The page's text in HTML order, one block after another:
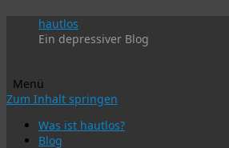
hautlos
Ein depressiver Blog
Menü
Zum Inhalt springen
Was ist hautlos?
Blog